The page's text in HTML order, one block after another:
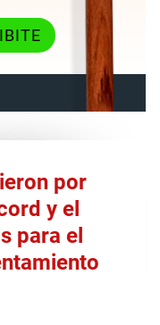
por
y el
para el